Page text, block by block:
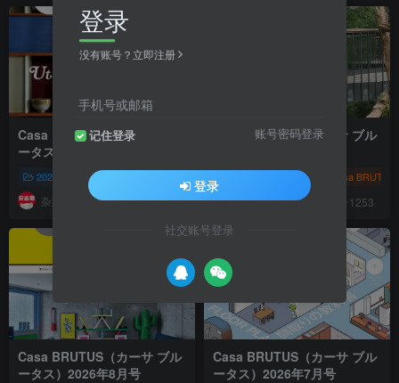
Casa BRUTUS（カーサ ブル
ータス）2026年度合集
2026年杂志集合 Casa BRUTUS（カーサ ブルータス） 室内布置
杂志猫 1245
Casa BRUTUS（カーサ ブル
2026年杂志集合 Casa
杂志猫 1253
Casa BRUTUS（カーサ ブル
ータス）2026年8月号
Casa BRUTUS（カーサ ブル
ータス）2026年7月号
登录
没有账号？立即注册
手机号或邮箱
记住登录 账号密码登录
登录
社交账号登录